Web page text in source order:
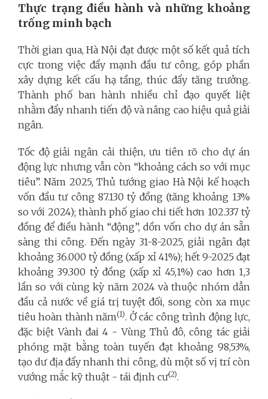
Thực trạng điều hành và những khoảng
trống minh bạch
Thời gian qua, Hà Nội đạt được một số kết quả tích
cực trong việc đẩy mạnh đầu tư công, góp phần
xây dựng kết cấu hạ tầng, thúc đẩy tăng trưởng.
Thành phố ban hành nhiều chỉ đạo quyết liệt
nhằm đẩy nhanh tiến độ và nâng cao hiệu quả giải
ngân.
Tốc độ giải ngân cải thiện, ưu tiên rõ cho dự án
động lực nhưng vẫn còn “khoảng cách so với mục
tiêu”. Năm 2025, Thủ tướng giao Hà Nội kế hoạch
vốn đầu tư công 87.130 tỷ đồng (tăng khoảng 13%
so với 2024); thành phố giao chi tiết hơn 102.337 tỷ
đồng để điều hành “động”, dồn vốn cho dự án sẵn
sàng thi công. Đến ngày 31-8-2025, giải ngân đạt
khoảng 36.000 tỷ đồng (xấp xỉ 41%); hết 9-2025 đạt
khoảng 39.300 tỷ đồng (xấp xỉ 45,1%) cao hơn 1,3
lần so với cùng kỳ năm 2024 và thuộc nhóm dẫn
đầu cả nước về giá trị tuyệt đối, song còn xa mục
tiêu hoàn thành năm(1). Ở các công trình động lực,
đặc biệt Vành đai 4 - Vùng Thủ đô, công tác giải
phóng mặt bằng toàn tuyến đạt khoảng 98,53%,
tạo dư địa đẩy nhanh thi công, dù một số vị trí còn
vướng mắc kỹ thuật - tái định cư(2).